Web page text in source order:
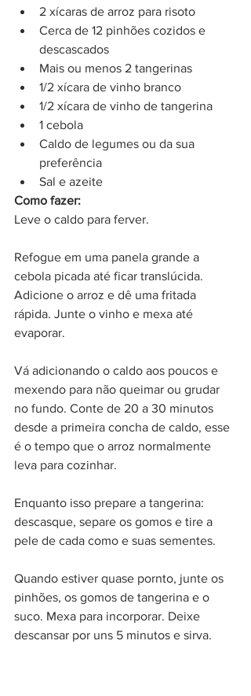
2 xícaras de arroz para risoto
Cerca de 12 pinhões cozidos e
descascados
Mais ou menos 2 tangerinas
1/2 xícara de vinho branco
1/2 xícara de vinho de tangerina
1 cebola
Caldo de legumes ou da sua
preferência
Sal e azeite
Como fazer:
Leve o caldo para ferver.
Refogue em uma panela grande a
cebola picada até ficar translúcida.
Adicione o arroz e dê uma fritada
rápida. Junte o vinho e mexa até
evaporar.
Vá adicionando o caldo aos poucos e
mexendo para não queimar ou grudar
no fundo. Conte de 20 a 30 minutos
desde a primeira concha de caldo, esse
é o tempo que o arroz normalmente
leva para cozinhar.
Enquanto isso prepare a tangerina:
descasque, separe os gomos e tire a
pele de cada como e suas sementes.
Quando estiver quase pornto, junte os
pinhões, os gomos de tangerina e o
suco. Mexa para incorporar. Deixe
descansar por uns 5 minutos e sirva.